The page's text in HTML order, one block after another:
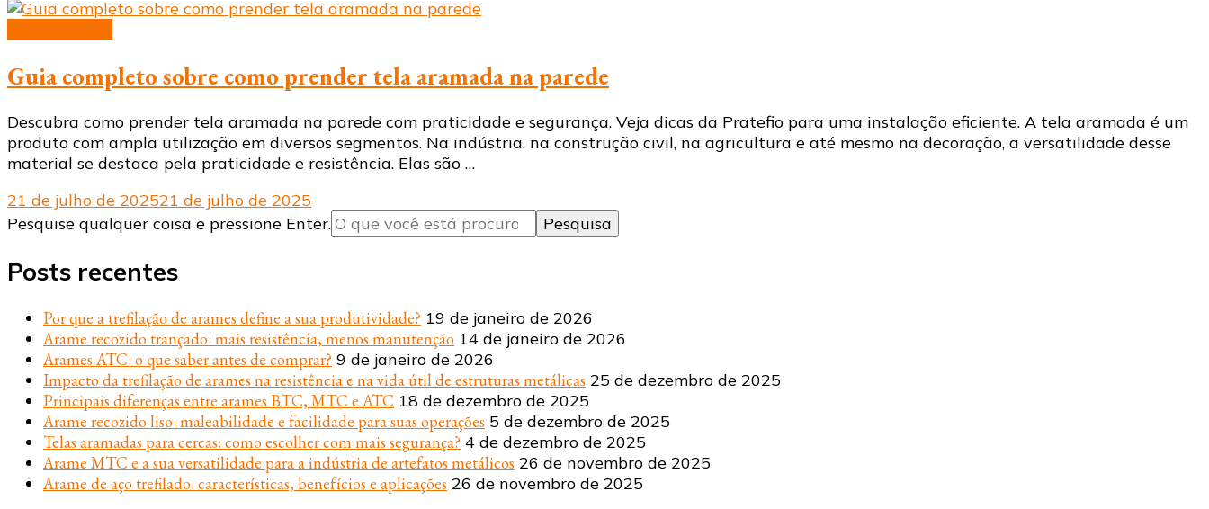
Guia completo sobre como prender tela aramada na parede
Descubra como prender tela aramada na parede com praticidade e segurança. Veja dicas da Pratefio para uma instalação eficiente. A tela aramada é um
produto com ampla utilização em diversos segmentos. Na indústria, na construção civil, na agricultura e até mesmo na decoração, a versatilidade desse
material se destaca pela praticidade e resistência. Elas são …
21 de julho de 202521 de julho de 2025
Procurando
Pesquise qualquer coisa e pressione Enter.
Posts recentes
Por que a trefilação de arames define a sua produtividade? 19 de janeiro de 2026
Arame recozido trançado: mais resistência, menos manutenção 14 de janeiro de 2026
Arames ATC: o que saber antes de comprar? 9 de janeiro de 2026
Impacto da trefilação de arames na resistência e na vida útil de estruturas metálicas 25 de dezembro de 2025
Principais diferenças entre arames BTC, MTC e ATC 18 de dezembro de 2025
Arame recozido liso: maleabilidade e facilidade para suas operações 5 de dezembro de 2025
Telas aramadas para cercas: como escolher com mais segurança? 4 de dezembro de 2025
Arame MTC e a sua versatilidade para a indústria de artefatos metálicos 26 de novembro de 2025
Arame de aço trefilado: características, benefícios e aplicações 26 de novembro de 2025